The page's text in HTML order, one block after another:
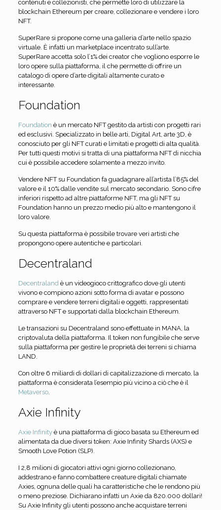
contenuti e collezionisti, che permette loro di utilizzare la
blockchain Ethereum per creare, collezionare e vendere i loro
NFT.
SuperRare si propone come una galleria d’arte nello spazio
virtuale. È infatti un marketplace incentrato sull’arte.
SuperRare accetta solo l’1% dei creator che vogliono esporre le
loro opere sulla piattaforma, il che permette di offrire un
catalogo di opere d’arte digitali altamente curato e
interessante.
Foundation
Foundation è un mercato NFT gestito da artisti con progetti rari
ed esclusivi. Specializzato in belle arti, Digital Art, arte 3D, è
conosciuto per gli NFT curati e limitati e progetti di alta qualità.
Per tutti questi motivi si tratta di una piattaforma NFT di nicchia
cui è possibile accedere solamente a mezzo invito.
Vendere NFT su Foundation fa guadagnare all’artista l’85% del
valore e il 10% dalle vendite sul mercato secondario. Sono cifre
inferiori rispetto ad altre piattaforme NFT, ma gli NFT su
Foundation hanno un prezzo medio più alto e mantengono il
loro valore.
Su questa piattaforma è possibile trovare veri artisti che
propongono opere autentiche e particolari.
Decentraland
Decentralandè un videogioco crittografico dove gli utenti
vivono e compiono azioni sotto forma di avatar e possono
comprare e vendere terreni digitali e oggetti, rappresentati
attraverso NFT e supportati dalla blockchain Ethereum.
Le transazioni su Decentraland sono effettuate in MANA, la
criptovaluta della piattaforma. Il token non fungibile che serve
sulla piattaforma per gestire le proprietà dei terreni si chiama
LAND.
Con oltre 6 miliardi di dollari di capitalizzazione di mercato, la
piattaforma è considerata l’esempio più vicino a ciò che è il
Metaverso.
Axie Infinity
Axie Infinityè una piattaforma di gioco basata su Ethereum ed
alimentata da due diversi token: Axie Infinity Shards (AXS) e
Smooth Love Potion (SLP).
I 2,8 milioni di giocatori attivi ogni giorno collezionano,
addestrano e fanno combattere creature digitali chiamate
Axies, ognuna delle quali ha caratteristiche che le rendono più
o meno preziose. Dichiarano infatti un Axie da 820.000 dollari!
Su Axie Infinity gli utenti possono anche acquistare terreni